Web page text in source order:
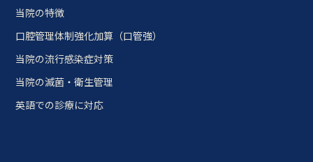
当院の特徴
口腔管理体制強化加算（口管強）
当院の流行感染症対策
当院の滅菌・衛生管理
英語での診療に対応